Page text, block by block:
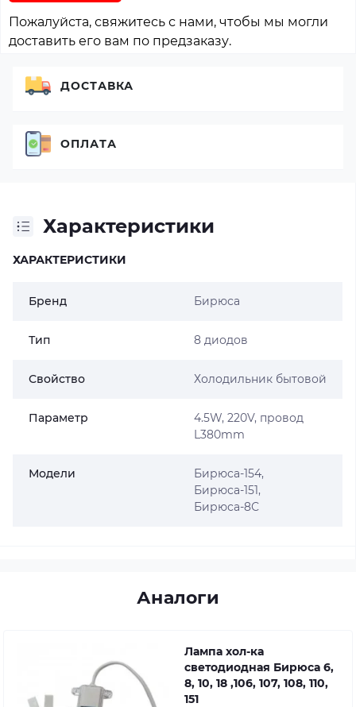
Пожалуйста, свяжитесь с нами, чтобы мы могли
доставить его вам по предзаказу.
Характеристики
ХАРАКТЕРИСТИКИ
Бренд Бирюса
Тип 8 диодов
Свойство Холодильник бытовой
Параметр
4.5W, 220V, провод
L380mm
Модели
Бирюса-154,
Бирюса-151,
Бирюса-8С
ДОСТАВКА
ОПЛАТА
Аналоги
Лампа хол-ка
светодиодная Бирюса 6,
8, 10, 18 ,106, 107, 108, 110,
151